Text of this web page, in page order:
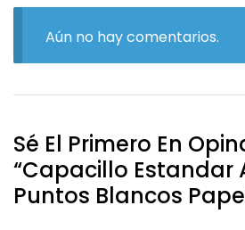
Aún no hay comentarios.
Sé El Primero En
“Capacillo Estandar
Puntos Blancos